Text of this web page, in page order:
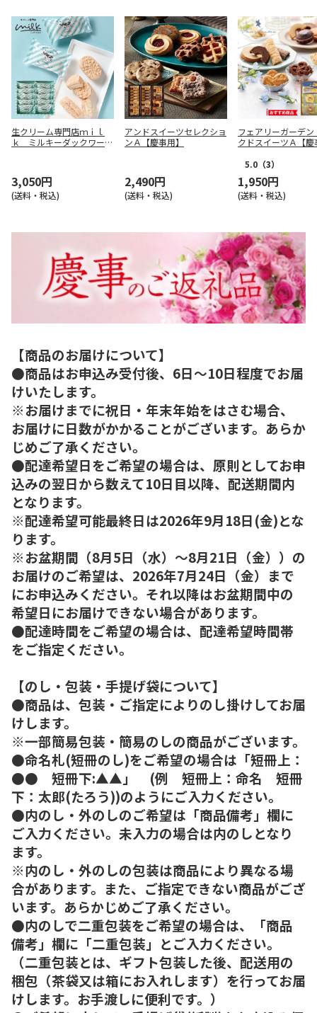
生クリーム専門店ｍｉｌ
ｋ ミルキーダックワーズ
3,050円
(送料・税込)
アンドスイーツセレクショ
ンＡ【慶事用】
2,490円
(送料・税込)
フェアリーガーデ
クドスイーツＡ【慶
5.0 （3）
1,950円
(送料・税込)
【商品のお届けについて】
●商品はお申込み受付後、6日～10日程度でお届
けいたします。
※お届けまでに祝日・年末年始をはさむ場合、
お届けに日数がかかることがございます。あらか
じめご了承ください。
●配達希望日をご希望の場合は、原則としてお申
込みの翌日から数えて10日目以降、配送期間内
となります。
※配達希望可能最終日は2026年9月18日(金)とな
ります。
※お盆期間（8月5日（水）～8月21日（金））の
お届けのご希望は、2026年7月24日（金）まで
にお申込みください。それ以降はお盆期間中の
希望日にお届けできない場合があります。
●配達時間をご希望の場合は、配達希望時間帯
をご指定ください。
【のし・包装・手提げ袋について】
●商品は、包装・ご指定によりのし掛けしてお届
けします。
※一部簡易包装・簡易のしの商品がございます。
●命名札(短冊のし)をご希望の場合は「短冊上：
●● 短冊下:▲▲」 (例 短冊上：命名 短冊
下：太郎(たろう))のようにご入力ください。
●内のし・外のしのご希望は「商品備考」欄に
ご入力ください。未入力の場合は内のしとなり
ます。
※内のし・外のしの包装は商品により異なる場
合があります。また、ご指定できない商品がござ
います。あらかじめご了承ください。
●内のしで二重包装をご希望の場合は、「商品
備考」欄に「二重包装」とご入力ください。
（二重包装とは、ギフト包装した後、配送用の
梱包（茶袋又は箱にお入れします）を行ってお届
けします。お手渡しに便利です。）